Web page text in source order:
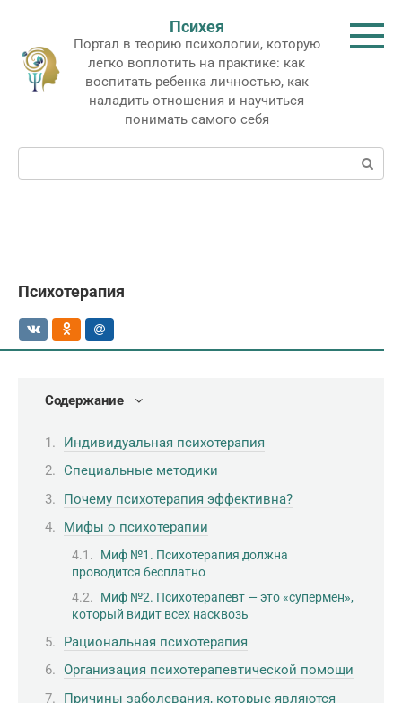
контенту
Психея
Портал в теорию психологии, которую
легко воплотить на практике: как
воспитать ребенка личностью, как
наладить отношения и научиться
понимать самого себя
Поиск:
Психотерапия
Содержание
Индивидуальная психотерапия
Специальные методики
Почему психотерапия эффективна?
Мифы о психотерапии
Миф №1. Психотерапия должна
проводится бесплатно
Миф №2. Психотерапевт — это «супермен»,
который видит всех насквозь
Рациональная психотерапия
Организация психотерапевтической помощи
Причины заболевания, которые являются